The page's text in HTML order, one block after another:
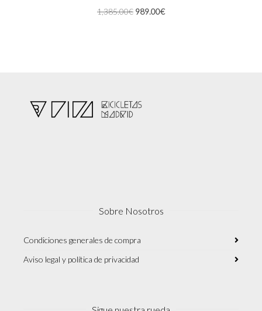
1,385.00€ El
989.00€El
Sobre Nosotros
Condiciones generales de compra
Aviso legal y política de privacidad